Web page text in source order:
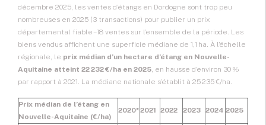
décembre 2025, les ventes d’étangs en Dordogne sont trop peu
nombreuses en 2025 (3 transactions) pour publier un prix
départemental fiable – 18 ventes sur l’ensemble de la période. Les
biens vendus affichent une superficie médiane de 1,1 ha. À l’échelle
régionale, le prix médian d’un hectare d’étang en Nouvelle-
Aquitaine atteint 22 232 €/ha en 2025, en hausse d’environ 30 %
par rapport à 2021. La médiane nationale s’établit à 25 235 €/ha.
Prix médian de l’étang en
Nouvelle-Aquitaine (€/ha)
2020*2021 2022 2023 2024 2025